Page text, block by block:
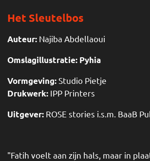
Het Sleutelbos
Auteur: Najiba Abdellaoui
Omslagillustratie: Pyhia
Vormgeving: Studio Pietje
Drukwerk: IPP Printers
Uitgever: ROSE stories i.s.m. BaaB
"Fatih voelt aan zijn hals, maar in